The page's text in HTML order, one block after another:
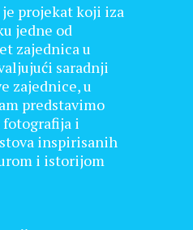
je projekat koji iza
jedne od
zajednica u
saradnji
zajednice, u
predstavimo
i
inspirisanih
i istorijom